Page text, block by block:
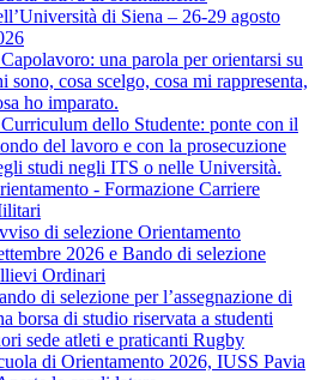
di Siena – 26-29 agosto
una parola per orientarsi su
sono, cosa scelgo, cosa mi rappresenta,
ho imparato.
dello Studente: ponte con il
del lavoro e con la prosecuzione
studi negli ITS o nelle Università.
- Formazione Carriere
di selezione Orientamento
2026 e Bando di selezione
Ordinari
di selezione per l’assegnazione di
borsa di studio riservata a studenti
sede atleti e praticanti Rugby
di Orientamento 2026, IUSS Pavia